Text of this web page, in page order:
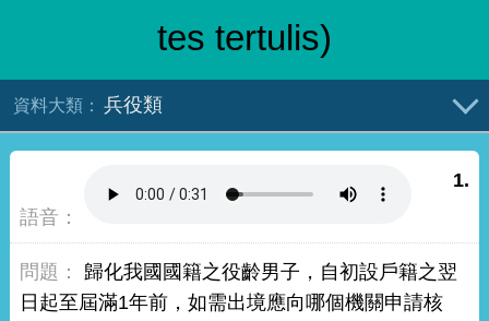
tes tertulis)
兵役類
1.
歸化我國國籍之役齡男子，自初設戶籍之翌
日起至屆滿1年前，如需出境應向哪個機關申請核